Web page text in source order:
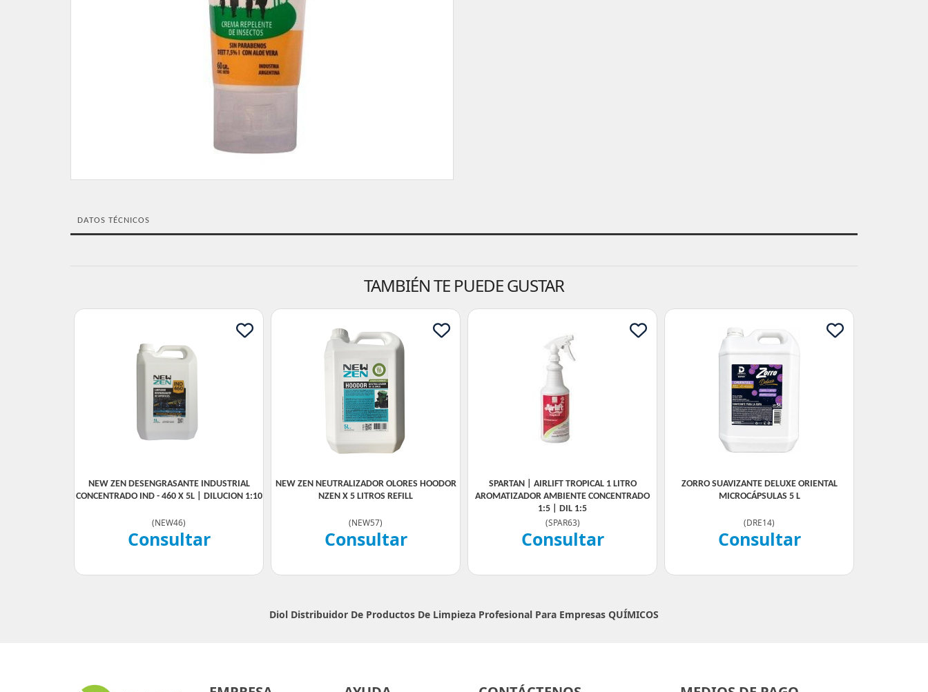
DATOS TÉCNICOS
TAMBIÉN TE PUEDE GUSTAR
NEW ZEN DESENGRASANTE INDUSTRIAL
CONCENTRADO IND - 460 X 5L | DILUCION 1:10
(NEW46)
Consultar
NEW ZEN NEUTRALIZADOR OLORES HOODOR
NZEN X 5 LITROS REFILL
(NEW57)
Consultar
SPARTAN | AIRLIFT TROPICAL 1 LITRO
AROMATIZADOR AMBIENTE CONCENTRADO
1:5 | DIL 1:5
(SPAR63)
Consultar
ZORRO SUAVIZANTE DELUXE ORIENTAL
MICROCÁPSULAS 5 L
(DRE14)
Consultar
Diol Distribuidor De Productos De Limpieza Profesional Para Empresas QUÍMICOS